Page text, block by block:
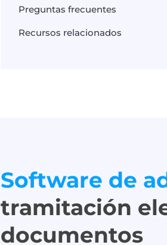
Preguntas frecuentes
Recursos relacionados
Software de
tramitación
documentos